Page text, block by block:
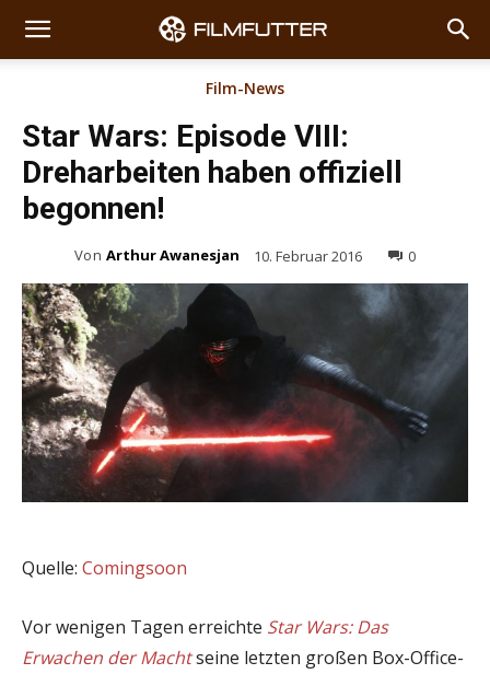
Film-News
Star Wars: Episode VIII:
Dreharbeiten haben offiziell
begonnen!
Von Arthur Awanesjan 10. Februar 2016 0
Quelle: Comingsoon
Vor wenigen Tagen erreichte Star Wars: Das
Erwachen der Machtseine letzten großen Box-Office-